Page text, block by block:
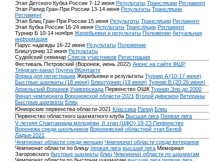
Этап Детского Кубка России 7-12 июня Результаты Трансляции Регламент
Этап Рапид Гран-При России 13-14 июня Результаты Трансляции
Регламент
Этап Блиц Гран-При России 15 июня Результаты Трансляции Регламент
Этап Кубка России 16-24 июня Результаты Трансляции Регламент
Турнир Б 10-14 ноября Жеребьевки и результаты Положение Актуальная
информация
Парус надежды 16-22 июня Результаты Положение
Блицтурнир 12 июня Результаты
Судейский семинар Список участников Регистрация
Фестиваль Петровский (Воронеж, июнь 2022) Анонс на сайте ФШР
Telegram-канал Группа ВКонтакте
Форма для регистрации Жеребьевки и результаты Турнир A (10-17 июня)
Быстрые шахматы (18 июня) Блицтурнир (19 июня) Турнир B (20-26 июня)
Апрельский Воронеж Универсиада Первенство ОШК Турнир Эло до 2000
Финал чемпионата Воронежской области-2021 Второй дивизион Ветераны
Быстрые шахматы Блиц
Юниорские первенства области-2021 Классика Рапид Блиц
Первенство областного шахматного клуба Высшая лига Первая лига
V летняя Спартакиада молодёжи, II этап (ЦФО) 18-23 Первенство
Воронежа среди школьников Воронежский областной этап Белой
Ладьи-2021
Чемпионат области среди женщин Чемпионат области среди ветеранов
Чемпионат области по блицу первая лига высшая лига Мемориал
Загоровского быстрые шахматы блиц Чемпионат области по шахматам